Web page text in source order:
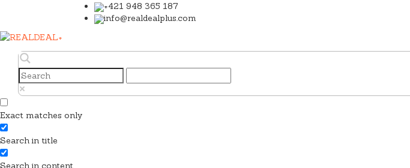
+421 948 365 187
info@realdealplus.com
Exact matches only
Search in title
Search in content